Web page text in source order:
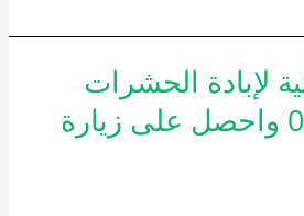
لإبادة الحشرات
01000200658 واحصل على زيارة